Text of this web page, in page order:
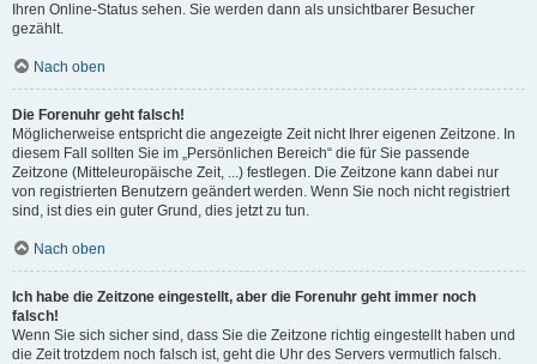
Ihren Online-Status sehen. Sie werden dann als unsichtbarer Besucher
gezählt.
Nach oben
Die Forenuhr geht falsch!
Möglicherweise entspricht die angezeigte Zeit nicht Ihrer eigenen Zeitzone. In
diesem Fall sollten Sie im „Persönlichen Bereich“ die für Sie passende
Zeitzone (Mitteleuropäische Zeit, ...) festlegen. Die Zeitzone kann dabei nur
von registrierten Benutzern geändert werden. Wenn Sie noch nicht registriert
sind, ist dies ein guter Grund, dies jetzt zu tun.
Nach oben
Ich habe die Zeitzone eingestellt, aber die Forenuhr geht immer noch
falsch!
Wenn Sie sich sicher sind, dass Sie die Zeitzone richtig eingestellt haben und
die Zeit trotzdem noch falsch ist, geht die Uhr des Servers vermutlich falsch.